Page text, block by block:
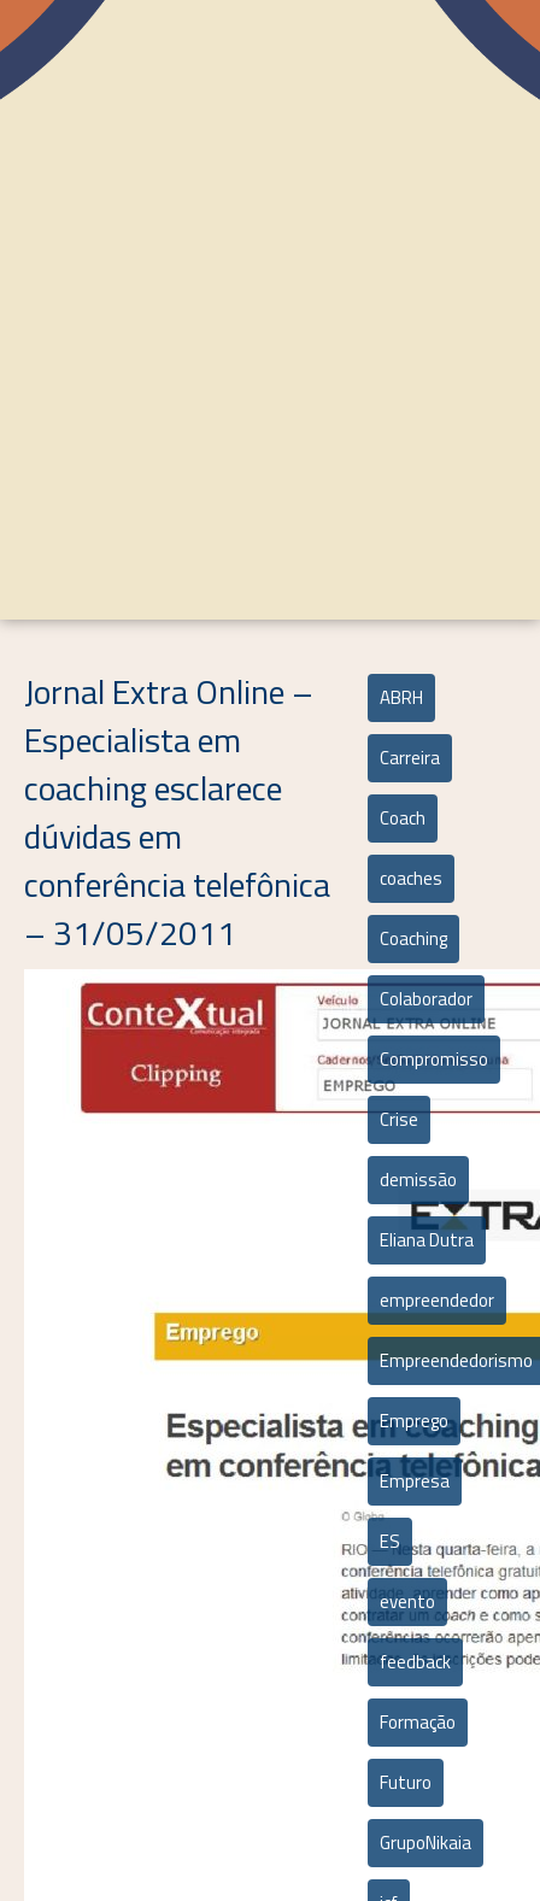
Jornal Extra Online –
Especialista em
coaching esclarece
dúvidas em
conferência telefônica
– 31/05/2011
ABRH
Carreira
Coach
coaches
Coaching
Colaborador
Compromisso
Crise
demissão
Eliana Dutra
empreendedor
Empreendedorismo
Emprego
Empresa
ES
evento
feedback
Formação
Futuro
GrupoNikaia